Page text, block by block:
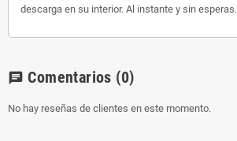
descarga en su interior. Al instante y sin esperas.
chat Comentarios (0)
No hay reseñas de clientes en este momento.